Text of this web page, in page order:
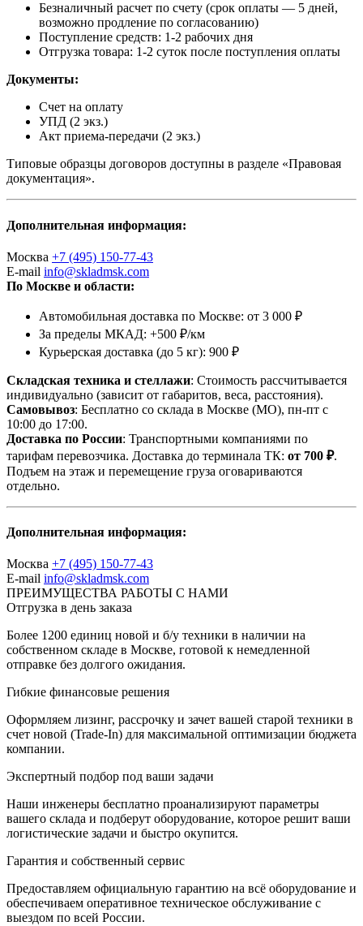
Безналичный расчет по счету (срок оплаты — 5 дней,
возможно продление по согласованию)
Поступление средств: 1-2 рабочих дня
Отгрузка товара: 1-2 суток после поступления оплаты
Документы:
Счет на оплату
УПД (2 экз.)
Акт приема-передачи (2 экз.)
Типовые образцы договоров доступны в разделе «Правовая
документация».
Дополнительная информация:
Москва +7 (495) 150-77-43
E-mail info@skladmsk.com
По Москве и области:
Автомобильная доставка по Москве: от 3 000 ₽
За пределы МКАД: +500 ₽/км
Курьерская доставка (до 5 кг): 900 ₽
Складская техника и стеллажи: Стоимость рассчитывается
индивидуально (зависит от габаритов, веса, расстояния).
Самовывоз: Бесплатно со склада в Москве (МО), пн-пт с
10:00 до 17:00.
Доставка по России: Транспортными компаниями по
тарифам перевозчика. Доставка до терминала ТК: от 700 ₽.
Подъем на этаж и перемещение груза оговариваются
отдельно.
Дополнительная информация:
Москва +7 (495) 150-77-43
E-mail info@skladmsk.com
ПРЕИМУЩЕСТВА РАБОТЫ С НАМИ
Отгрузка в день заказа
Более 1200 единиц новой и б/у техники в наличии на
собственном складе в Москве, готовой к немедленной
отправке без долгого ожидания.
Гибкие финансовые решения
Оформляем лизинг, рассрочку и зачет вашей старой техники в
счет новой (Trade-In) для максимальной оптимизации бюджета
компании.
Экспертный подбор под ваши задачи
Наши инженеры бесплатно проанализируют параметры
вашего склада и подберут оборудование, которое решит ваши
логистические задачи и быстро окупится.
Гарантия и собственный сервис
Предоставляем официальную гарантию на всё оборудование и
обеспечиваем оперативное техническое обслуживание с
выездом по всей России.